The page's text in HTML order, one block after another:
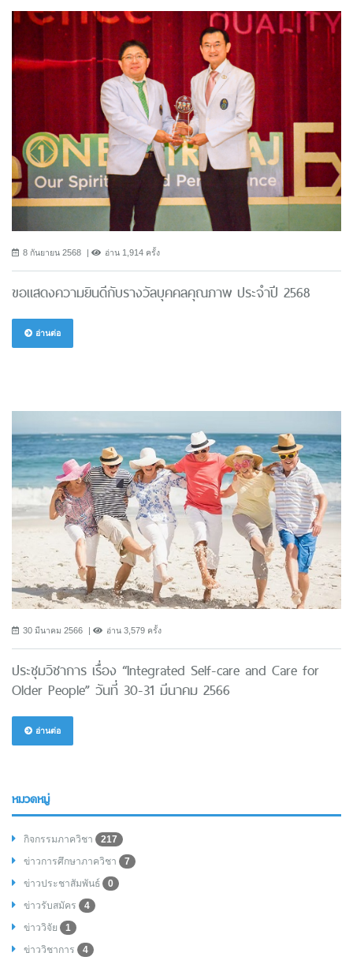
8 กันยายน 2568 อ่าน 1,914 ครั้ง
ขอแสดงความยินดีกับรางวัลบุคคลคุณภาพ ประจำปี 2568
อ่านต่อ
30 มีนาคม 2566 อ่าน 3,579 ครั้ง
ประชุมวิชาการ เรื่อง “Integrated Self-care and Care for
Older People” วันที่ 30-31 มีนาคม 2566
อ่านต่อ
หมวดหมู่
กิจกรรมภาควิชา
217
ข่าวการศึกษาภาควิชา
7
ข่าวประชาสัมพันธ์
0
ข่าวรับสมัคร
4
ข่าววิจัย
1
ข่าววิชาการ
4